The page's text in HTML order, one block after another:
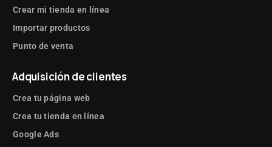
💬 Conecta tu sitio con
Facebook Messenger
📢 Comparte tu contenido
en redes sociales
Crear mi tienda en línea
Importar productos
Punto de venta
Adquisición de clientes
Crea tu página web
Crea tu tienda en línea
Google Ads